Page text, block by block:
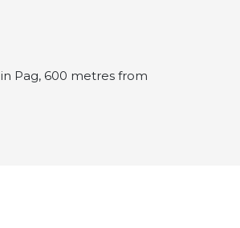
Pag, 600 metres from